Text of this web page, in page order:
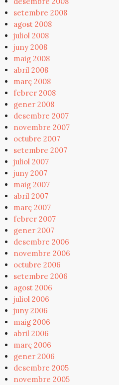
setembre 2008
agost 2008
juliol 2008
juny 2008
maig 2008
abril 2008
març 2008
febrer 2008
gener 2008
desembre 2007
novembre 2007
octubre 2007
setembre 2007
juliol 2007
juny 2007
maig 2007
abril 2007
març 2007
febrer 2007
gener 2007
desembre 2006
novembre 2006
octubre 2006
setembre 2006
agost 2006
juliol 2006
juny 2006
maig 2006
abril 2006
març 2006
gener 2006
desembre 2005
novembre 2005